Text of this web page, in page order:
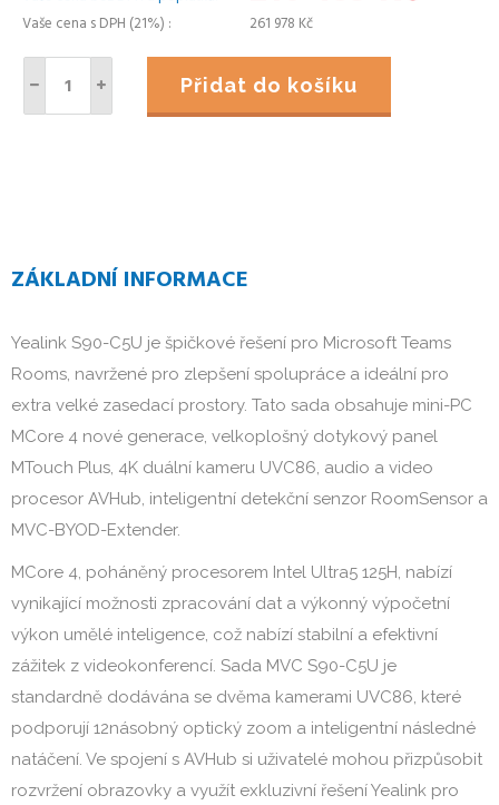
Vaše cena s DPH (21%) 261 978 Kč
Přidat do košíku
ZÁKLADNÍ INFORMACE
Yealink S90-C5U je špičkové řešení pro Microsoft Teams
Rooms, navržené pro zlepšení spolupráce a ideální pro
extra velké zasedací prostory. Tato sada obsahuje mini-PC
MCore 4 nové generace, velkoplošný dotykový panel
MTouch Plus, 4K duální kameru UVC86, audio a video
procesor AVHub, inteligentní detekční senzor RoomSensor a
MVC-BYOD-Extender.
MCore 4, poháněný procesorem Intel Ultra5 125H, nabízí
vynikající možnosti zpracování dat a výkonný výpočetní
výkon umělé inteligence, což nabízí stabilní a efektivní
zážitek z videokonferencí. Sada MVC S90-C5U je
standardně dodávána se dvěma kamerami UVC86, které
podporují 12násobný optický zoom a inteligentní následné
natáčení. Ve spojení s AVHub si uživatelé mohou přizpůsobit
rozvržení obrazovky a využít exkluzivní řešení Yealink pro